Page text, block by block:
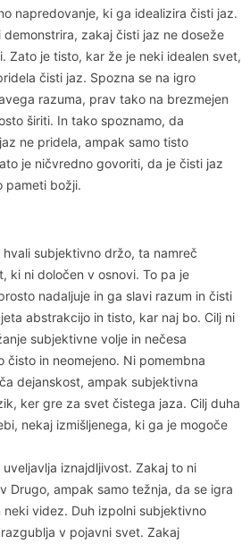
napredovanje, ki ga idealizira čisti jaz.
zakaj čisti jaz ne doseže
Zato je tisto, kar že je neki idealen svet,
čisti jaz. Spozna se na igro
razuma, prav tako na brezmejen
širiti. In tako spoznamo, da
ne pridela, ampak samo tisto
je ničvredno govoriti, da je čisti jaz
pameti božji.
subjektivno držo, ta namreč
ki ni določen v osnovi. To pa je
nadaljuje in ga slavi razum in čisti
abstrakcijo in tisto, kar naj bo. Cilj ni
subjektivne volje in nečesa
čisto in neomejeno. Ni pomembna
dejanskost, ampak subjektivna
ker gre za svet čistega jaza. Cilj duha
nekaj izmišljenega, ki ga je mogoče
iznajdljivost. Zakaj to ni
Drugo, ampak samo težnja, da se igra
neki videz. Duh izpolni subjektivno
v pojavni svet. Zakaj